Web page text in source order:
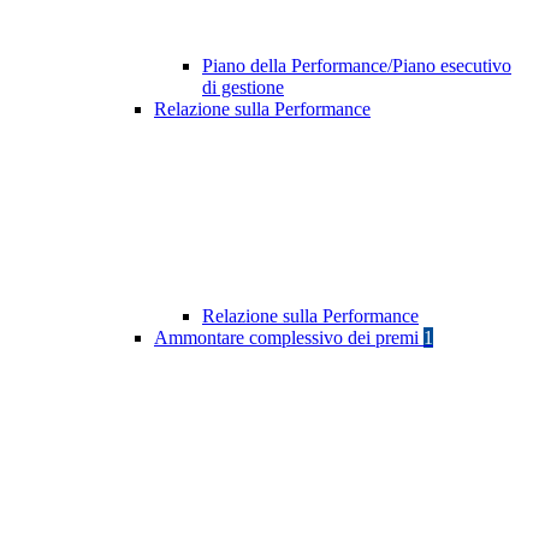
Piano della Performance/Piano esecutivo
di gestione
Relazione sulla Performance
Relazione sulla Performance
Ammontare complessivo dei premi 1